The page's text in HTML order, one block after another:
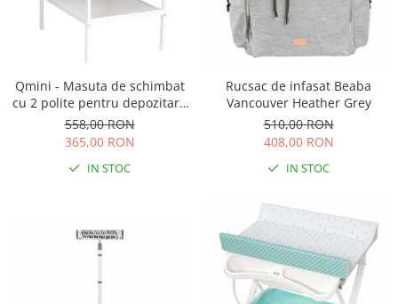
Qmini - Masuta de schimbat
cu 2 polite pentru depozitare
Alb
558,00 RON
365,00 RON
IN STOC
Rucsac de infasat Beaba
Vancouver Heather Grey
510,00 RON
408,00 RON
IN STOC